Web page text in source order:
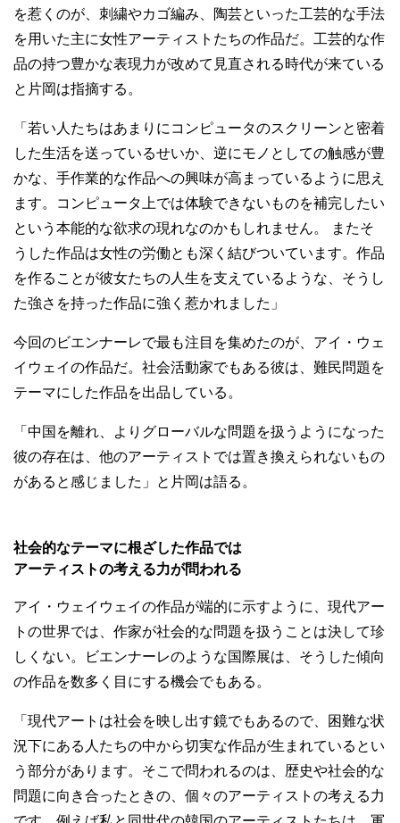
を惹くのが、刺繍やカゴ編み、陶芸といった工芸的な手法
を用いた主に女性アーティストたちの作品だ。工芸的な作
品の持つ豊かな表現力が改めて見直される時代が来ている
と片岡は指摘する。
「若い人たちはあまりにコンピュータのスクリーンと密着
した生活を送っているせいか、逆にモノとしての触感が豊
かな、手作業的な作品への興味が高まっているように思え
ます。コンピュータ上では体験できないものを補完したい
という本能的な欲求の現れなのかもしれません。 またそ
うした作品は女性の労働とも深く結びついています。作品
を作ることが彼女たちの人生を支えているような、そうし
た強さを持った作品に強く惹かれました」
今回のビエンナーレで最も注目を集めたのが、アイ・ウェ
イウェイの作品だ。社会活動家でもある彼は、難民問題を
テーマにした作品を出品している。
「中国を離れ、よりグローバルな問題を扱うようになった
彼の存在は、他のアーティストでは置き換えられないもの
があると感じました」と片岡は語る。
社会的なテーマに根ざした作品では
アーティストの考える力が問われる
アイ・ウェイウェイの作品が端的に示すように、現代アー
トの世界では、作家が社会的な問題を扱うことは決して珍
しくない。ビエンナーレのような国際展は、そうした傾向
の作品を数多く目にする機会でもある。
「現代アートは社会を映し出す鏡でもあるので、困難な状
況下にある人たちの中から切実な作品が生まれているとい
う部分があります。そこで問われるのは、歴史や社会的な
問題に向き合ったときの、個々のアーティストの考える力